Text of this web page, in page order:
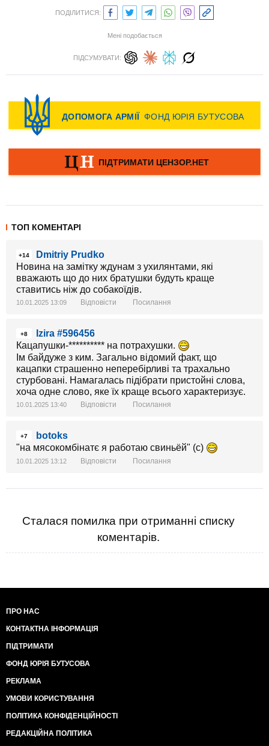
ПОДІЛИТИСЯ:
Мені подобається
ПІДСУМУВАТИ:
ТОП КОМЕНТАРІ
+14
Dmitriy Prudko
Новина на замітку ждунам з ухилянтами, які
вважають що до них братушки будуть краще
ставитись ніж до собакоїдів.
10.01.2025 13:09 Відповісти Посилання
+8
Izira #596456
Кацапушки-********** на потрахушки.
Ім байдуже з ким. Загально відомий факт, що
кацапки страшенно неперебірливі та трахально
стурбовані. Намагалась підібрати пристойні слова,
хоча одне слово, яке їх краще всього характеризує.
10.01.2025 13:40 Відповісти Посилання
+7
botoks
"на мясокомбінатє я работаю свиньёй" (с)
10.01.2025 13:12 Відповісти Посилання
Сталася помилка при отриманні списку
коментарів.
ПРО НАС
КОНТАКТНА ІНФОРМАЦІЯ
ПІДТРИМАТИ
ФОНД ЮРІЯ БУТУСОВА
РЕКЛАМА
УМОВИ КОРИСТУВАННЯ
ПОЛІТИКА КОНФІДЕНЦІЙНОСТІ
РЕДАКЦІЙНА ПОЛІТИКА